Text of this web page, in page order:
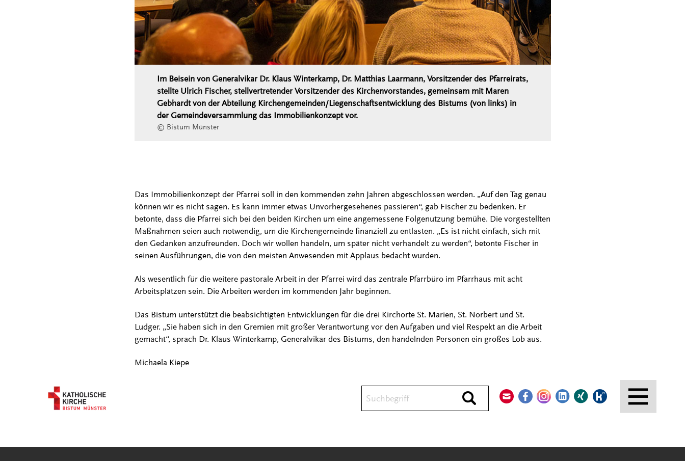
Durchsuchen
Im Beisein von Generalvikar Dr. Klaus Winterkamp, Dr. Matthias Laarmann, Vorsitzender des Pfarreirats,
stellte Ulrich Fischer, stellvertretender Vorsitzender des Kirchenvorstandes, gemeinsam mit Maren
Gebhardt von der Abteilung Kirchengemeinden/Liegenschaftsentwicklung des Bistums (von links) in
der Gemeindeversammlung das Immobilienkonzept vor.
© Bistum Münster
Das Immobilienkonzept der Pfarrei soll in den kommenden zehn Jahren abgeschlossen werden. „Auf den Tag genau
können wir es nicht sagen. Es kann immer etwas Unvorhergesehenes passieren“, gab Fischer zu bedenken. Er
betonte, dass die Pfarrei sich bei den beiden Kirchen um eine angemessene Folgenutzung bemühe. Die vorgestellten
Maßnahmen seien auch notwendig, um die Kirchengemeinde finanziell zu entlasten. „Es ist nicht einfach, sich mit
den Gedanken anzufreunden. Doch wir wollen handeln, um später nicht verhandelt zu werden“, betonte Fischer in
seinen Ausführungen, die von den meisten Anwesenden mit Applaus bedacht wurden.
Als wesentlich für die weitere pastorale Arbeit in der Pfarrei wird das zentrale Pfarrbüro im Pfarrhaus mit acht
Arbeitsplätzen sein. Die Arbeiten werden im kommenden Jahr beginnen.
Das Bistum unterstützt die beabsichtigten Entwicklungen für die drei Kirchorte St. Marien, St. Norbert und St.
Ludger. „Sie haben sich in den Gremien mit großer Verantwortung vor den Aufgaben und viel Respekt an die Arbeit
gemacht“, sprach Dr. Klaus Winterkamp, Generalvikar des Bistums, den handelnden Personen ein großes Lob aus.
Michaela Kiepe